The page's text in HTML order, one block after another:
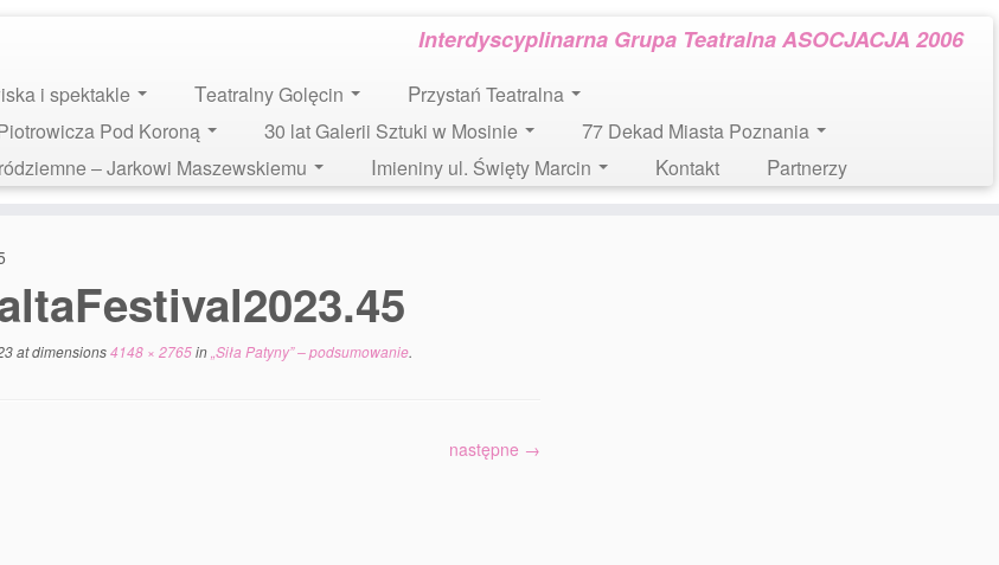
Interdyscyplinarna Grupa Teatralna ASOCJACJA 2006
i spektakle Teatralny Golęcin
Przystań Teatralna
Pod Koroną
30 lat Galerii Sztuki w Mosinie
77 Dekad Miasta Poznania
– Jarkowi Maszewskiemu
Imieniny ul. Święty Marcin Kontakt Partnerzy
at dimensions4148 × 2765in „Siła Patyny” – podsumowanie.
następne →